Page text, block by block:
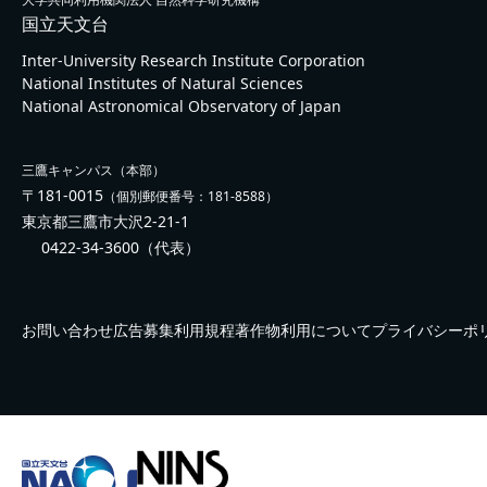
国立天文台
Inter-University Research Institute Corporation
National Institutes of Natural Sciences
National Astronomical Observatory of Japan
三鷹キャンパス（本部）
〒181-0015 （個別郵便番号：181-8588）
東京都三鷹市大沢2-21-1
0422-34-3600 （代表）
お問い合わせ広告募集利用規程著作物利用についてプライバシーポ